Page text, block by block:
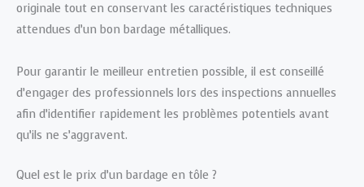
originale tout en conservant les caractéristiques techniques
attendues d’un bon bardage métalliques.
Pour garantir le meilleur entretien possible, il est conseillé
d’engager des professionnels lors des inspections annuelles
afin d’identifier rapidement les problèmes potentiels avant
qu’ils ne s’aggravent.
Quel est le prix d’un bardage en tôle ?